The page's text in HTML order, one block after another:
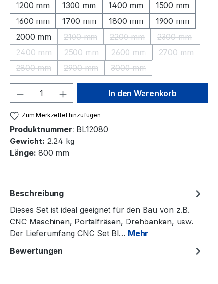
1200 mm
1300 mm 1400 mm
1500 mm
1600 mm
1700 mm 1800 mm
1900 mm
2000 mm
2100 mm
(Diese Option ist zurzeit nicht verfügbar.)
2200 mm
(Diese Option ist zurzeit
2300 mm
(Diese
2400 mm
(Diese Option ist zurzeit nicht verfügbar.)
2500 mm
(Diese Option ist zurzeit nicht verfügbar.)
2600 mm
(Diese Option ist zurzeit
2700 mm
(Diese
2800 mm
(Diese Option ist zurzeit nicht verfügbar.)
2900 mm
(Diese Option ist zurzeit nicht verfügbar.)
3000 mm
(Diese Option ist zurzeit
Produkt Anzahl: Gib denIn den Warenkorb
Zum Merkzettel hinzufügen
Produktnummer: BL12080
Gewicht: 2.24 kg
Länge: 800 mm
Beschreibung
Dieses Set ist ideal geeignet für den Bau von z.B.
CNC Maschinen, Portalfräsen, Drehbänken, usw.
Der Lieferumfang CNC Set Bl… Mehr
Bewertungen